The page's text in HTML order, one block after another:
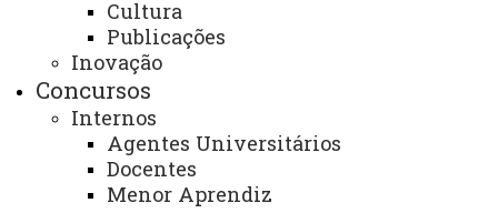
Cultura
Publicações
Inovação
Concursos
Internos
Agentes Universitários
Docentes
Menor Aprendiz
Mapa do Site
Ouvidoria
Portal Office 365
Sistemas